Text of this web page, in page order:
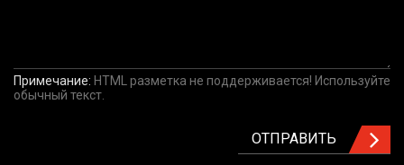
Примечание: HTML разметка не поддерживается! Используйте
обычный текст.
ОТПРАВИТЬ